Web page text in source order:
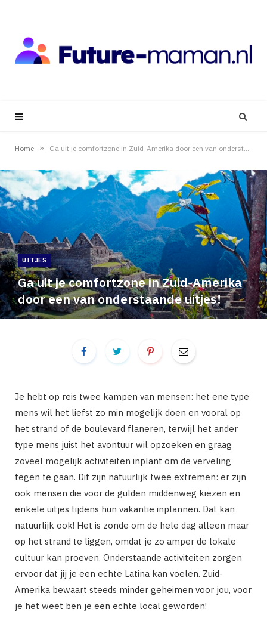
Home »
UITJES
Ga uit je comfortzone in Zuid-Amerika
door een van onderstaande uitjes!
Je hebt op reis twee kampen van mensen: het ene type
mens wil het liefst zo min mogelijk doen en vooral op
het strand of de boulevard flaneren, terwijl het ander
type mens juist het avontuur wil opzoeken en graag
zoveel mogelijk activiteiten inplant om de verveling
tegen te gaan. Dit zijn natuurlijk twee extremen: er zijn
ook mensen die voor de gulden middenweg kiezen en
enkele uitjes tijdens hun vakantie inplannen. Dat kan
natuurlijk ook! Het is zonde om de hele dag alleen maar
op het strand te liggen, omdat je zo amper de lokale
cultuur kan proeven. Onderstaande activiteiten zorgen
ervoor dat jij je een echte Latina kan voelen. Zuid-
Amerika bewaart steeds minder geheimen voor jou, voor
je het weet ben je een echte local geworden!